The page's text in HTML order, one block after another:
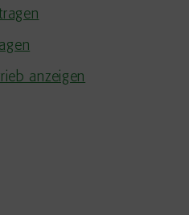
anzeigen